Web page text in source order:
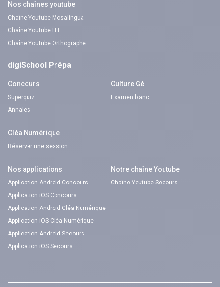
Nos chaînes youtube
Chaîne Youtube Mosalingua
Chaîne Youtube FLE
Chaîne Youtube Orthographe
digiSchool Prépa
Concours
Superquiz
Annales
Culture Gé
Examen blanc
Cléa Numérique
Réserver une session
Nos applications
Application Android Concours
Application iOS Concours
Application Android Cléa Numérique
Application iOS Cléa Numérique
Application Android Secours
Application iOS Secours
Notre chaîne Youtube
Chaîne Youtube Secours